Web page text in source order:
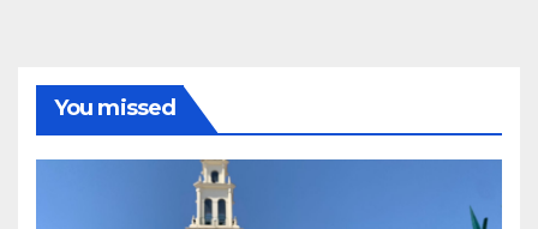
You missed